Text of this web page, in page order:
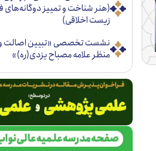
(هنر شناخت و تمییز دوگانه‌های
زیست اخلاقی)
نشست تخصصی «تبيين اصالت
منظر علامه مصباح يزدی(ره)»